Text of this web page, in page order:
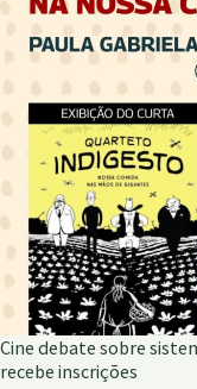
alimentação
escolar
Cine debate sobre
recebe inscrições